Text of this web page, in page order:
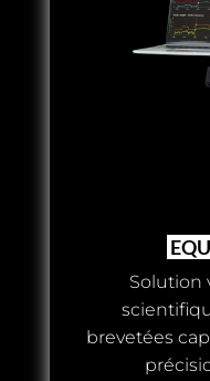
Solution
brevetées